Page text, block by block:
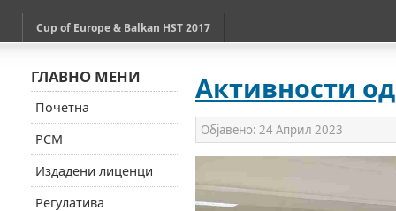
Cup of Europe & Balkan HST 2017
Активности од
Објавено: 24 Април 2023
ГЛАВНО МЕНИ
Почетна
РСМ
Издадени лиценци
Регулатива